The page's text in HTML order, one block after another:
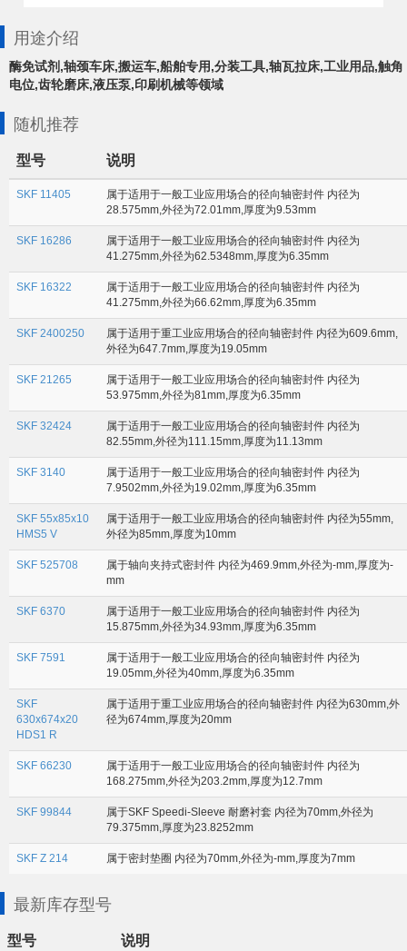
用途介绍
酶免试剂,轴颈车床,搬运车,船舶专用,分装工具,轴瓦拉床,工业用品,触角
电位,齿轮磨床,液压泵,印刷机械等领域
随机推荐
型号 说明
SKF 11405
属于适用于一般工业应用场合的径向轴密封件 内径为
28.575mm,外径为72.01mm,厚度为9.53mm
SKF 16286
属于适用于一般工业应用场合的径向轴密封件 内径为
41.275mm,外径为62.5348mm,厚度为6.35mm
SKF 16322
属于适用于一般工业应用场合的径向轴密封件 内径为
41.275mm,外径为66.62mm,厚度为6.35mm
SKF 2400250
属于适用于重工业应用场合的径向轴密封件 内径为609.6mm,
外径为647.7mm,厚度为19.05mm
SKF 21265
属于适用于一般工业应用场合的径向轴密封件 内径为
53.975mm,外径为81mm,厚度为6.35mm
SKF 32424
属于适用于一般工业应用场合的径向轴密封件 内径为
82.55mm,外径为111.15mm,厚度为11.13mm
SKF 3140
属于适用于一般工业应用场合的径向轴密封件 内径为
7.9502mm,外径为19.02mm,厚度为6.35mm
SKF 55x85x10
HMS5 V
属于适用于一般工业应用场合的径向轴密封件 内径为55mm,
外径为85mm,厚度为10mm
SKF 525708
属于轴向夹持式密封件 内径为469.9mm,外径为-mm,厚度为-
mm
SKF 6370
属于适用于一般工业应用场合的径向轴密封件 内径为
15.875mm,外径为34.93mm,厚度为6.35mm
SKF 7591
属于适用于一般工业应用场合的径向轴密封件 内径为
19.05mm,外径为40mm,厚度为6.35mm
SKF
630x674x20
HDS1 R
属于适用于重工业应用场合的径向轴密封件 内径为630mm,外
径为674mm,厚度为20mm
SKF 66230
属于适用于一般工业应用场合的径向轴密封件 内径为
168.275mm,外径为203.2mm,厚度为12.7mm
SKF 99844
属于SKF Speedi-Sleeve 耐磨衬套 内径为70mm,外径为
79.375mm,厚度为23.8252mm
SKF Z 214 属于密封垫圈 内径为70mm,外径为-mm,厚度为7mm
最新库存型号
型号 说明